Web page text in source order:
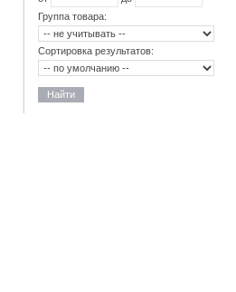
Группа товара:
Сортировка результатов:
Найти